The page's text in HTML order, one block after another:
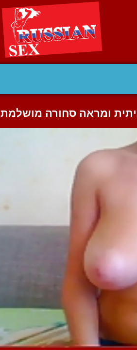
ומראה סחורה מושלמת